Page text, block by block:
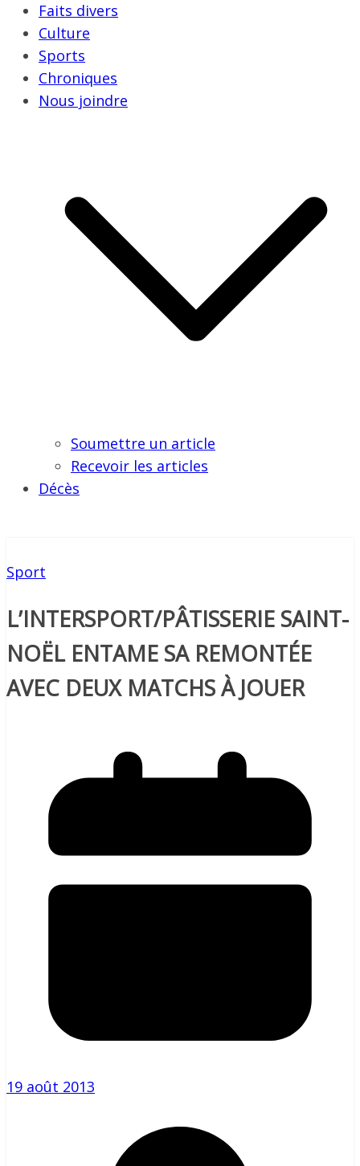
Faits divers
Culture
Sports
Chroniques
Nous joindre
Soumettre un article
Recevoir les articles
Décès
Sport
L’INTERSPORT/PÂTISSERIE SAINT-
NOËL ENTAME SA REMONTÉE
AVEC DEUX MATCHS À JOUER
19 août 2013